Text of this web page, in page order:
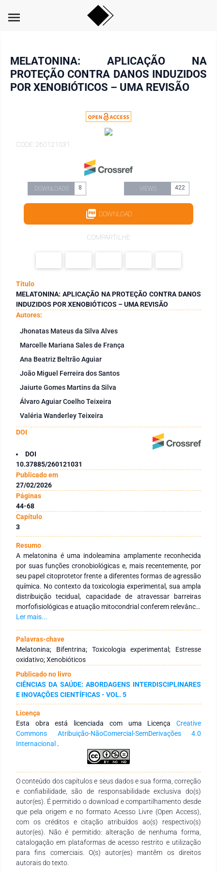
menu
MELATONINA: APLICAÇÃO NA
PROTEÇÃO CONTRA DANOS INDUZIDOS
POR XENOBIÓTICOS – UMA REVISÃO
CODE: 260121031
DOWNLOADS 8 VIEWS 422
DOWNLOAD
COMPARTILHE
Título
MELATONINA: APLICAÇÃO NA PROTEÇÃO CONTRA DANOS
INDUZIDOS POR XENOBIÓTICOS – UMA REVISÃO
Autores:
Jhonatas Mateus da Silva Alves
Marcelle Mariana Sales de França
Ana Beatriz Beltrão Aguiar
João Miguel Ferreira dos Santos
Jaiurte Gomes Martins da Silva
Álvaro Aguiar Coelho Teixeira
Valéria Wanderley Teixeira
DOI
DOI
10.37885/260121031
Publicado em
27/02/2026
Páginas
44-68
Capítulo
3
Resumo
A melatonina é uma indoleamina amplamente reconhecida
por suas funções cronobiológicas e, mais recentemente, por
seu papel citoprotetor frente a diferentes formas de agressão
química. No contexto da toxicologia experimental, sua ampla
distribuição tecidual, capacidade de atravessar barreiras
morfofisiológicas e atuação mitocondrial conferem relevância
especial como moduladora do estresse oxidativo e da
apresenta uma revisão narrativa da literatura com o objetivo
de compilar e analisar evidências sobre as propriedades
antioxidantes e citoprotetoras da melatonina, bem como os
principais mecanismos envolvidos na toxicidade da bifentrina,
um inseticida piretroide amplamente utilizado. A exposição à
bifentrina está associada à geração excessiva de espécies
reativas de oxigênio, disfunção mitocondrial e ativação de
vias inflamatórias, resultando em danos sistêmicos em
órgãos metabolicamente ativos. A análise integrada dos
dados revela uma convergência mecanística entre os efeitos
tóxicos da bifentrina e os principais alvos biológicos da
melatonina, incluindo a modulação do equilíbrio redox, a
preservação da função mitocondrial e a atenuação de
a interação entre melatonina e bifentrina sejam escassos, as
evidências reunidas fornecem uma base teórica consistente
para sustentar a hipótese de que a melatonina possa atuar
como agente protetor frente à toxicidade induzida por esse
xenobiótico, justificando a realização de investigações
experimentais futuras.
Ler mais...
Palavras-chave
Melatonina; Bifentrina; Toxicologia experimental; Estresse
oxidativo; Xenobióticos
Publicado no livro
CIÊNCIAS DA SAÚDE: ABORDAGENS INTERDISCIPLINARES
E INOVAÇÕES CIENTÍFICAS - VOL. 5
Licença
Esta obra está licenciada com uma Licença Creative
Commons Atribuição-NãoComercial-SemDerivações 4.0
Internacional .
O conteúdo dos capítulos e seus dados e sua forma, correção
e confiabilidade, são de responsabilidade exclusiva do(s)
autor(es). É permitido o download e compartilhamento desde
que pela origem e no formato Acesso Livre (Open Access),
com os créditos e citação atribuídos ao(s) respectivo(s)
autor(es). Não é permitido: alteração de nenhuma forma,
catalogação em plataformas de acesso restrito e utilização
para fins comerciais. O(s) autor(es) mantêm os direitos
autorais do texto.